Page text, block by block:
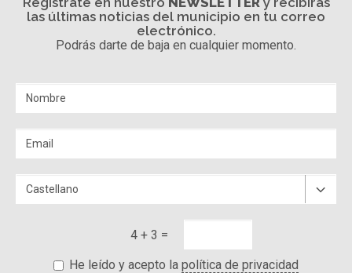
las últimas noticias del municipio en tu correo
electrónico.
Podrás darte de baja en cualquier momento.
4 + 3 =
He leído y acepto la política de privacidad